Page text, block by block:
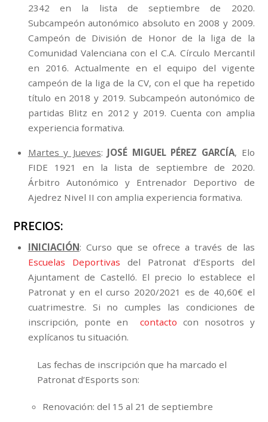
2342 en la lista de septiembre de 2020.
Subcampeón autonómico absoluto en 2008 y 2009.
Campeón de División de Honor de la liga de la
Comunidad Valenciana con el C.A. Círculo Mercantil
en 2016. Actualmente en el equipo del vigente
campeón de la liga de la CV, con el que ha repetido
título en 2018 y 2019. Subcampeón autonómico de
partidas Blitz en 2012 y 2019. Cuenta con amplia
experiencia formativa.
Martes y Jueves: JOSÉ MIGUEL PÉREZ GARCÍA, Elo
FIDE 1921 en la lista de septiembre de 2020.
Árbitro Autonómico y Entrenador Deportivo de
Ajedrez Nivel II con amplia experiencia formativa.
PRECIOS:
INICIACIÓN: Curso que se ofrece a través de las
Escuelas Deportivas del Patronat d’Esports del
Ajuntament de Castelló. El precio lo establece el
Patronat y en el curso 2020/2021 es de 40,60€ el
cuatrimestre. Si no cumples las condiciones de
inscripción, ponte en contacto con nosotros y
explícanos tu situación.
Las fechas de inscripción que ha marcado el
Patronat d’Esports son:
Renovación: del 15 al 21 de septiembre